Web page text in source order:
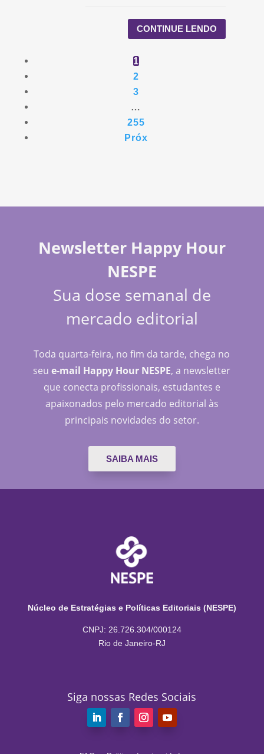
CONTINUE LENDO
1
2
3
…
255
Próx
Newsletter Happy Hour
NESPE
Sua dose semanal de
mercado editorial
Toda quarta-feira, no fim da tarde, chega no
seue-mail Happy Hour NESPE, a newsletter
que conecta profissionais, estudantes e
apaixonados pelo mercado editorial às
principais novidades do setor.
SAIBA MAIS
Núcleo de Estratégias e Políticas Editoriais (NESPE)
CNPJ: 26.726.304/000124
Rio de Janeiro-RJ
Siga nossas Redes Sociais